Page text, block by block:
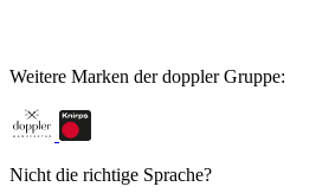
Weitere Marken der doppler Gruppe:
Nicht die richtige Sprache?